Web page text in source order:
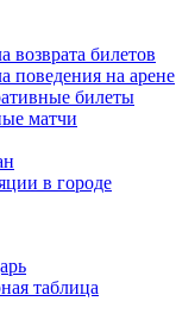
возврата билетов
поведения на арене
билеты
матчи
в городе
таблица